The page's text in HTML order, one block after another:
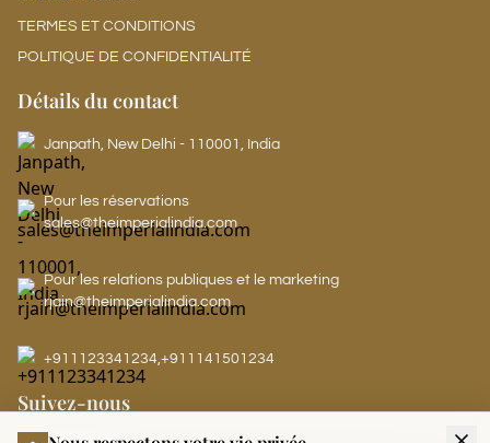
TERMES ET CONDITIONS
POLITIQUE DE CONFIDENTIALITÉ
Détails du contact
Janpath, New Delhi - 110001, India
Pour les réservations
sales@theimperialindia.com
Pour les relations publiques et le marketing
rjain@theimperialindia.com
+911123341234,+911141501234
Suivez-nous